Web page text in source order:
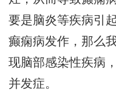
要是脑炎等疾病引
癫痫病发作，那么
现脑部感染性疾病
并发症。